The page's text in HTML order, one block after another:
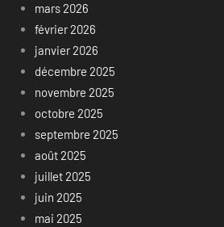
mars 2026
février 2026
janvier 2026
décembre 2025
novembre 2025
octobre 2025
septembre 2025
août 2025
juillet 2025
juin 2025
mai 2025